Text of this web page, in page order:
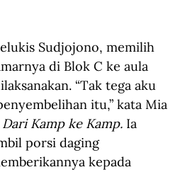
Sudjojono, memilih
di Blok C ke aula
“Tak tega aku
itu,” kata Mia
Dari Kamp ke Kamp. Ia
porsi daging
kepada